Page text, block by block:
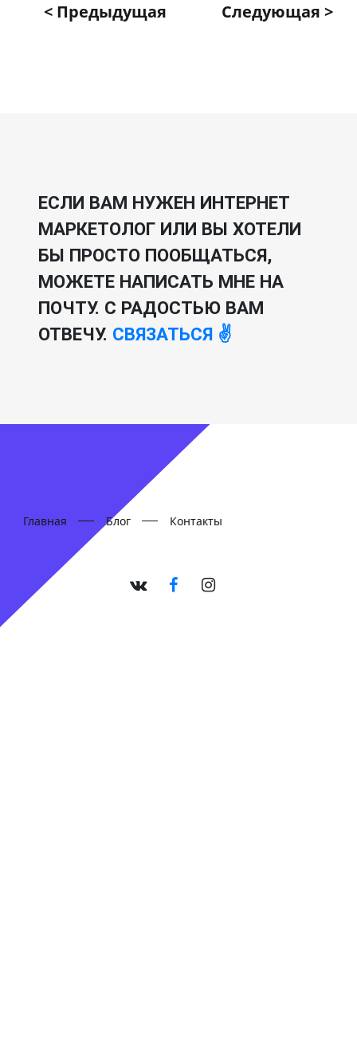
< Предыдущая Следующая >
ЕСЛИ ВАМ НУЖЕН ИНТЕРНЕТ
МАРКЕТОЛОГ ИЛИ ВЫ ХОТЕЛИ
БЫ ПРОСТО ПООБЩАТЬСЯ,
МОЖЕТЕ НАПИСАТЬ МНЕ НА
ПОЧТУ. С РАДОСТЬЮ ВАМ
ОТВЕЧУ. СВЯЗАТЬСЯ ✌️
Главная Блог Контакты